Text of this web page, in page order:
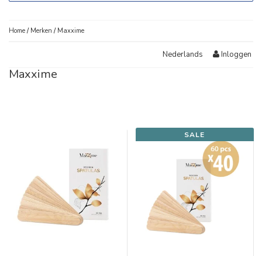
Home / Merken / Maxxime
Nederlands Inloggen
Maxxime
SALE